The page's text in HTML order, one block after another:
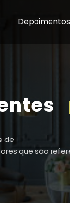
Depoimentos
de
que são